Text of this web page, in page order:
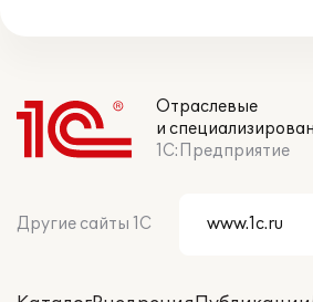
Отраслевые
и
1С:Предприятие
Другие сайты 1С